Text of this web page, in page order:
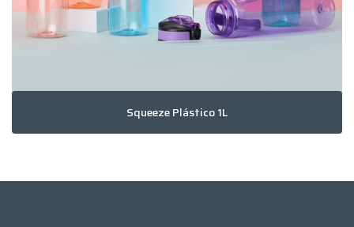
Squeeze Plástico 1L